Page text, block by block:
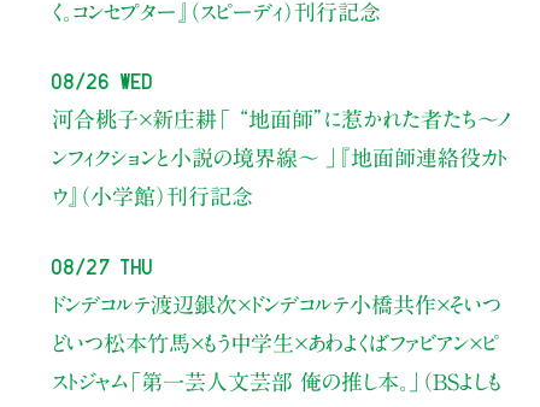
く。コンセプター』（スピーディ）刊行記念
08/26 Wed
河合桃子×新庄耕「 “地面師”に惹かれた者たち〜ノ
ンフィクションと小説の境界線〜 」
『地面師連絡役カト
ウ』（小学館）刊行記念
08/27 Thu
ドンデコルテ渡辺銀次×ドンデコルテ小橋共作×そいつ
どいつ松本竹馬×もう中学生×あわよくばファビアン×ピ
ストジャム「第一芸人文芸部 俺の推し本。」（BSよしも